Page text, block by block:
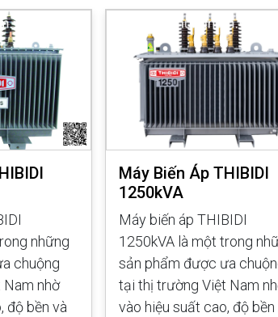
những
chuộng
nhờ
độ bền và
Máy Biến Áp THIBIDI
1250kVA
Máy biến áp THIBIDI
1250kVA là một trong
sản phẩm được ưa
tại thị trường Việt Nam
vào hiệu suất cao, độ bền